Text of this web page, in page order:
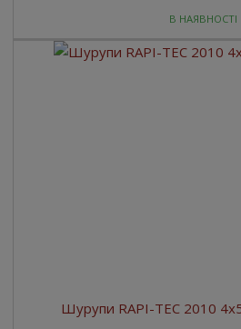
В НАЯВНОСТІ
Шурупи RAPI-TEC 2010